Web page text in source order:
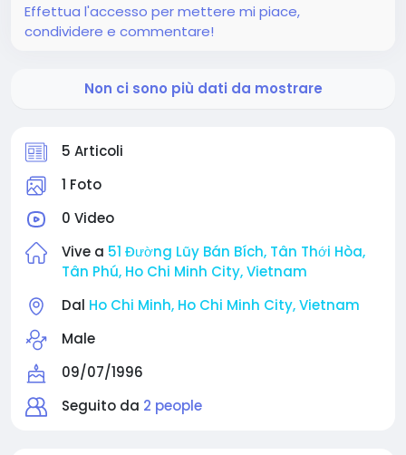
5 Articoli
1 Foto
0 Video
Vive a 51 Đường Lũy Bán Bích, Tân Thới Hòa,
Tân Phú, Ho Chi Minh City, Vietnam
Dal Ho Chi Minh, Ho Chi Minh City, Vietnam
Male
09/07/1996
Seguito da 2 people
Effettua l'accesso per mettere mi piace,
condividere e commentare!
Non ci sono più dati da mostrare